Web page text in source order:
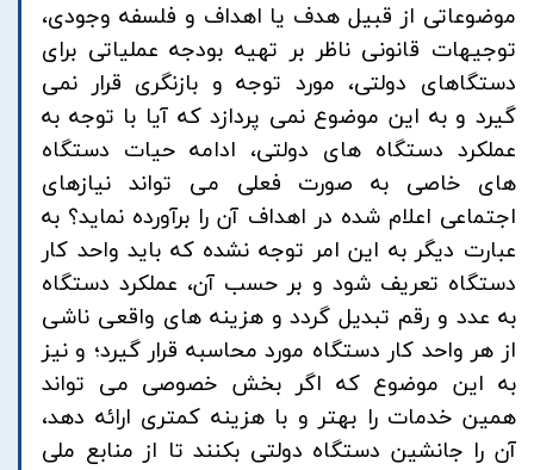
موضوعاتی از قبیل هدف یا اهداف و فلسفه وجودی،
توجیهات قانونی ناظر بر تهیه بودجه عملیاتی برای
دستگاهای دولتی، مورد توجه و بازنگری قرار نمی
گیرد و به این موضوع نمی پردازد که آیا با توجه به
عملکرد دستگاه های دولتی، ادامه حیات دستگاه
های خاصی به صورت فعلی می تواند نیازهای
اجتماعی اعلام شده در اهداف آن را برآورده نماید؟ به
عبارت دیگر به این امر توجه نشده که باید واحد کار
دستگاه تعریف شود و بر حسب آن، عملکرد دستگاه
به عدد و رقم تبدیل گردد و هزینه های واقعی ناشی
از هر واحد کار دستگاه مورد محاسبه قرار گیرد؛ و نیز
به این موضوع که اگر بخش خصوصی می تواند
همین خدمات را بهتر و با هزینه کمتری ارائه دهد،
آن را جانشین دستگاه دولتی بکنند تا از منابع ملی